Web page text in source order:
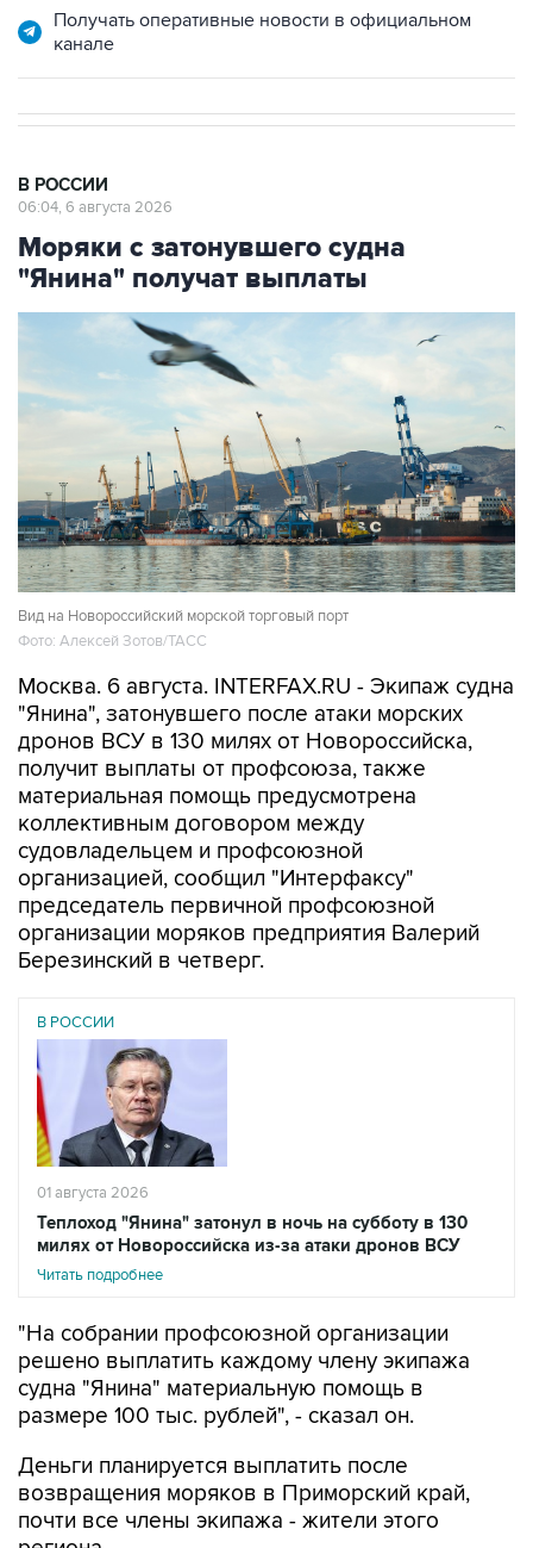
Получать оперативные новости в официальном
канале
В РОССИИ
06:04, 6 августа 2026
Моряки с затонувшего судна
"Янина" получат выплаты
Вид на Новороссийский морской торговый порт
Фото: Алексей Зотов/ТАСС
Москва. 6 августа. INTERFAX.RU - Экипаж судна
"Янина", затонувшего после атаки морских
дронов ВСУ в 130 милях от Новороссийска,
получит выплаты от профсоюза, также
материальная помощь предусмотрена
коллективным договором между
судовладельцем и профсоюзной
организацией, сообщил "Интерфаксу"
председатель первичной профсоюзной
организации моряков предприятия Валерий
Березинский в четверг.
В РОССИИ
01 августа 2026
Теплоход "Янина" затонул в ночь на субботу в 130
милях от Новороссийска из-за атаки дронов ВСУ
Читать подробнее
"На собрании профсоюзной организации
решено выплатить каждому члену экипажа
судна "Янина" материальную помощь в
размере 100 тыс. рублей", - сказал он.
Деньги планируется выплатить после
возвращения моряков в Приморский край,
почти все члены экипажа - жители этого